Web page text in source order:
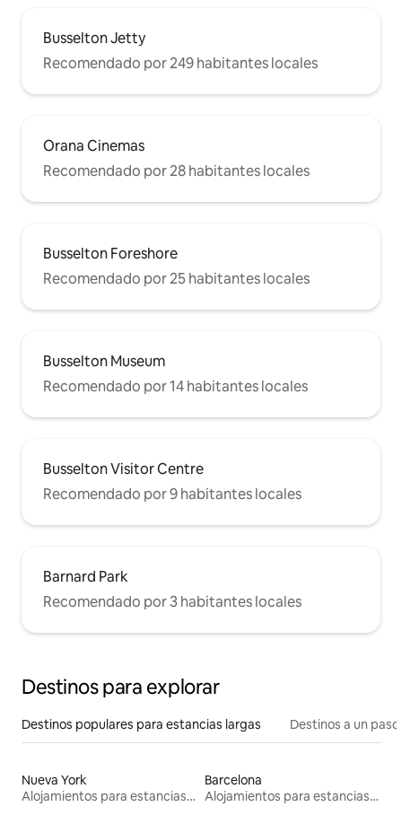
Busselton Jetty
Recomendado por 249 habitantes locales
Orana Cinemas
Recomendado por 28 habitantes locales
Busselton Foreshore
Recomendado por 25 habitantes locales
Busselton Museum
Recomendado por 14 habitantes locales
Busselton Visitor Centre
Recomendado por 9 habitantes locales
Barnard Park
Recomendado por 3 habitantes locales
Destinos para explorar
Destinos populares para estancias largas Destinos a un
Nueva York
Alojamientos para estancias largas
Barcelona
Alojamientos para estancias largas